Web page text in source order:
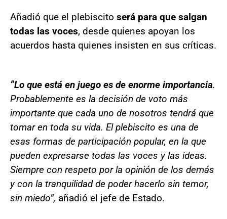
Añadió que el plebiscito será para que salgan
todas las voces, desde quienes apoyan los
acuerdos hasta quienes insisten en sus críticas.
“Lo que está en juego es de enorme importancia.
Probablemente es la decisión de voto más
importante que cada uno de nosotros tendrá que
tomar en toda su vida. El plebiscito es una de
esas formas de participación popular, en la que
pueden expresarse todas las voces y las ideas.
Siempre con respeto por la opinión de los demás
y con la tranquilidad de poder hacerlo sin temor,
sin miedo”, añadió el jefe de Estado.